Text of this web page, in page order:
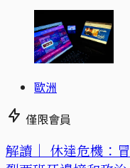
歐洲
僅限會員
解讀｜ 休達危機：